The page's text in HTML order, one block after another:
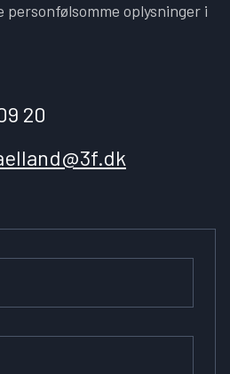
oplysninger i
20